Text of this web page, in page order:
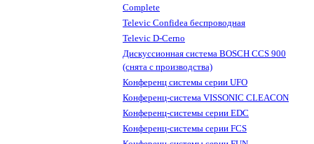
Complete
Televic Confidea беспроводная
Televic D-Cerno
Дискуссионная система BOSCH CCS 900
(снята с производства)
Конференц системы серии UFO
Конференц-система VISSONIC CLEACON
Конференц-системы серии EDC
Конференц-системы серии FCS